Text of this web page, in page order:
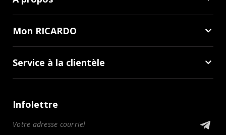
Mon RICARDO
Service à la clientèle
Infolettre